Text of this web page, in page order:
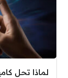
لماذا تحل